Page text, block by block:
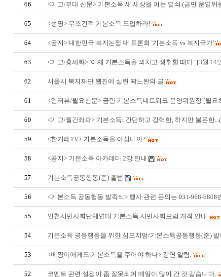
66 <기고/부대 신문> 기본소득 새 세상을 여는 열쇠 (금민 운영위
65 <성명> 무조건적 기본소득 도입하라!
64 <공지> 대한민국 복지논쟁 대 토론회 '기본소득 vs 복지국가'
63 <기고/홍세화> '이제 기본소득을 외치고 쟁취할 때다.' [3월 14
62 서울시 복지재단 웹진에 실린 곽노완의 글
61 <인터뷰/월요신문> 금민 기본소득네트워크 운영위원장 [월요
60 <기고/월간좌파> 기본소득: 간단하고 강력한, 하지만 불온한
59 <한겨레TV> 기본소득을 아십니까?
58 <공지> 기본소득 아카데미 2강 안내
57 기본소득공동행동(준) 출범
56 <기본소득 공동행동 발족식> 행사 관련 문의는 031-968-6808
55 인천시민사회단체연대 기본소득 시민사회포럼 개최 안내
54 기본소득 공동행동을 위한 심포지엄/기본소득공동행동(준) 발
53 <베짱이에게도 기본소득을 주어야 하나> 강연 알림.
52 코멘트 관련 설정이 좀 잘못되어 메일이 많이 간 것 같습니다.